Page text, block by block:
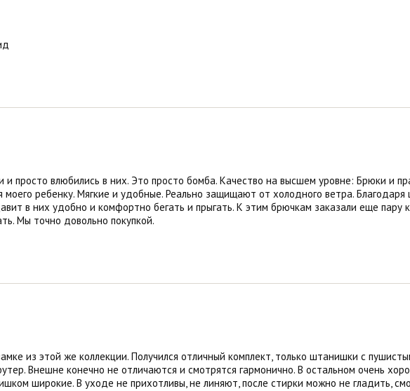
и просто влюбились в них. Это просто бомба. Качество на высшем уровне: Брюки и
моего ребенку. Мягкие и удобные. Реально защищают от холодного ветра. Благодаря
в них удобно и комфортно бегать и прыгать. К этим брючкам заказали еще пару
Мы точно довольно покупкой.
из этой же коллекции. Получился отличный комплект, только штанишки с
Внешне конечно не отличаются и смотрятся гармонично. В остальном очень
широкие. В уходе не прихотливы, не линяют, после стирки можно не гладить,